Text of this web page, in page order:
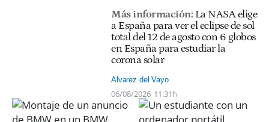
Más información: La NASA elige
a España para ver el eclipse de sol
total del 12 de agosto con 6 globos
en España para estudiar la
corona solar
Alvarez del Vayo
06/08/2026 11:31h